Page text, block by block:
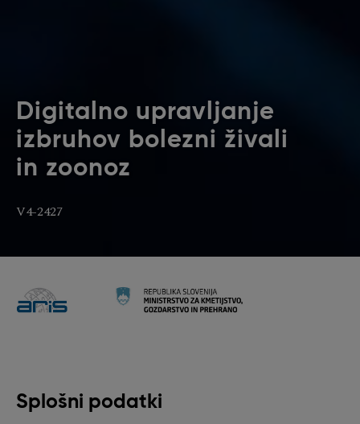
Digitalno upravljanje
izbruhov bolezni živali
in zoonoz
V4-2427
Splošni podatki